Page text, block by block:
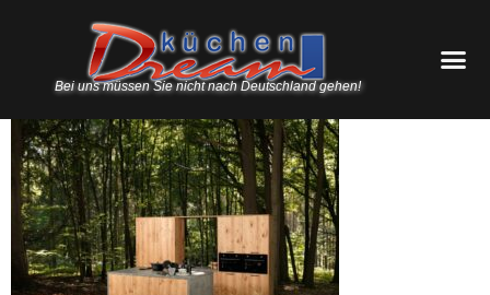
Bei uns müssen Sie nicht nach Deutschland gehen!